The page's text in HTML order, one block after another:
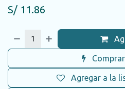
S/ 11.86
Agregar a la